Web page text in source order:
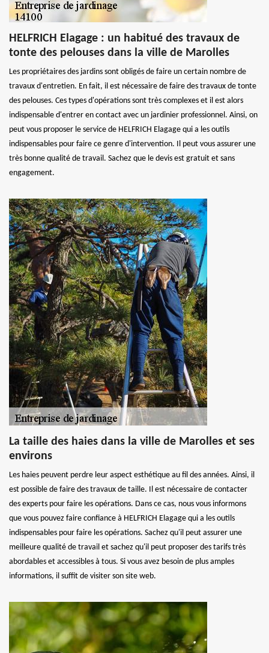
HELFRICH Elagage : un habitué des travaux de
tonte des pelouses dans la ville de Marolles
Les propriétaires des jardins sont obligés de faire un certain nombre de
travaux d'entretien. En fait, il est nécessaire de faire des travaux de tonte
des pelouses. Ces types d'opérations sont très complexes et il est alors
indispensable d'entrer en contact avec un jardinier professionnel. Ainsi, on
peut vous proposer le service de HELFRICH Elagage qui a les outils
indispensables pour faire ce genre d'intervention. Il peut vous assurer une
très bonne qualité de travail. Sachez que le devis est gratuit et sans
engagement.
La taille des haies dans la ville de Marolles et ses
environs
Les haies peuvent perdre leur aspect esthétique au fil des années. Ainsi, il
est possible de faire des travaux de taille. Il est nécessaire de contacter
des experts pour faire les opérations. Dans ce cas, nous vous informons
que vous pouvez faire confiance à HELFRICH Elagage qui a les outils
indispensables pour faire les opérations. Sachez qu'il peut assurer une
meilleure qualité de travail et sachez qu'il peut proposer des tarifs très
abordables et accessibles à tous. Si vous avez besoin de plus amples
informations, il suffit de visiter son site web.